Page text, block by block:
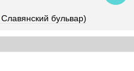
Славянский бульвар)